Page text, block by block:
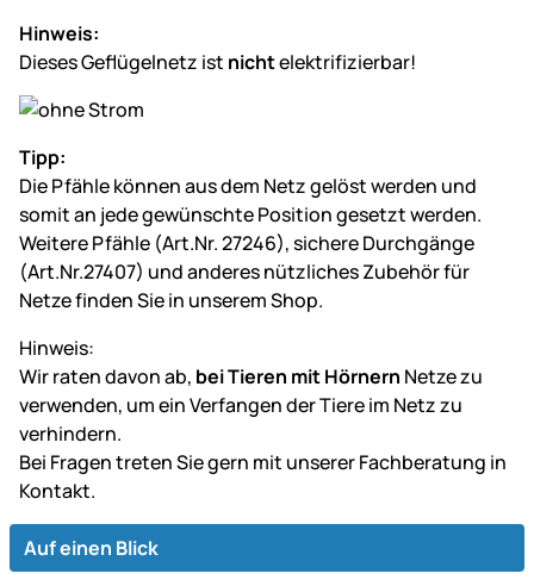
Hinweis:
Dieses Geflügelnetz ist nichtelektrifizierbar!
Tipp:
Die Pfähle können aus dem Netz gelöst werden und
somit an jede gewünschte Position gesetzt werden.
Weitere Pfähle (Art.Nr. 27246), sichere Durchgänge
(Art.Nr.27407) und anderes nützliches Zubehör für
Netze finden Sie in unserem Shop.
Hinweis:
Wir raten davon ab, bei Tieren mit Hörnern Netze zu
verwenden, um ein Verfangen der Tiere im Netz zu
verhindern.
Bei Fragen treten Sie gern mit unserer Fachberatung in
Kontakt.
Auf einen Blick